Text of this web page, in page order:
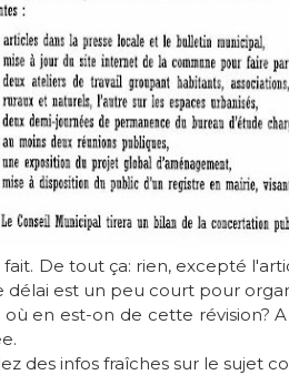
De tout ça: rien,excepté
délai est un peu court pour
où en est-on de cette révision?
des infos fraîches sur le sujet